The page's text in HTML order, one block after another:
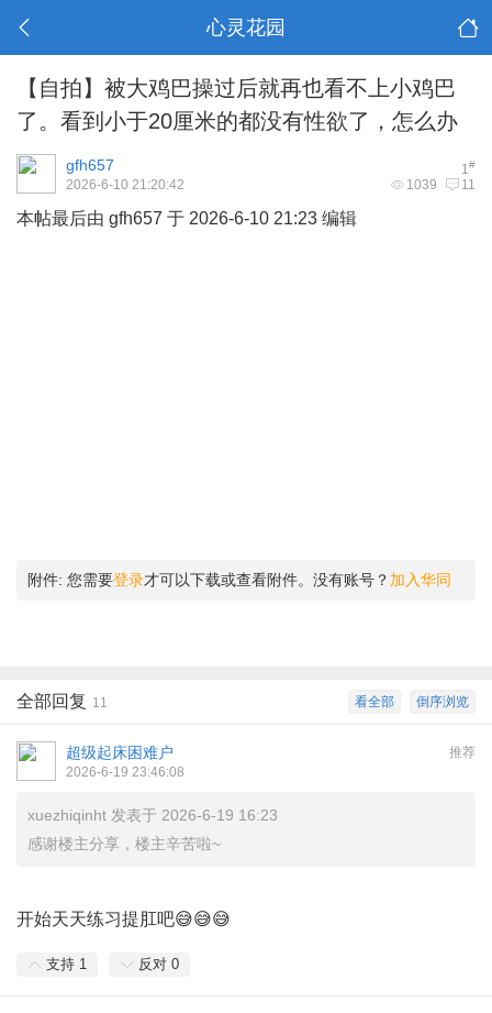
心灵花园
【自拍】被大鸡巴操过后就再也看不上小鸡巴
了。看到小于20厘米的都没有性欲了，怎么办
1#
gfh657
1039 11
2026-6-10 21:20:42
本帖最后由 gfh657 于 2026-6-10 21:23 编辑
附件: 您需要登录才可以下载或查看附件。没有账号？ 加入华同
倒序浏览
看全部
全部回复 11
推荐
超级起床困难户
2026-6-19 23:46:08
xuezhiqinht 发表于 2026-6-19 16:23
感谢楼主分享，楼主辛苦啦~
开始天天练习提肛吧😅😅😅
支持 1 反对 0